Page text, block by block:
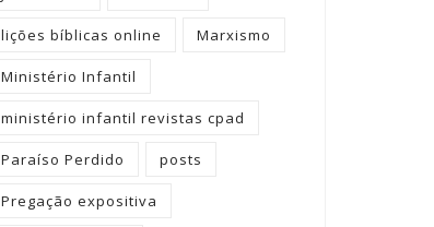
lições bíblicas online Marxismo
Ministério Infantil
ministério infantil revistas cpad
Paraíso Perdido posts
Pregação expositiva